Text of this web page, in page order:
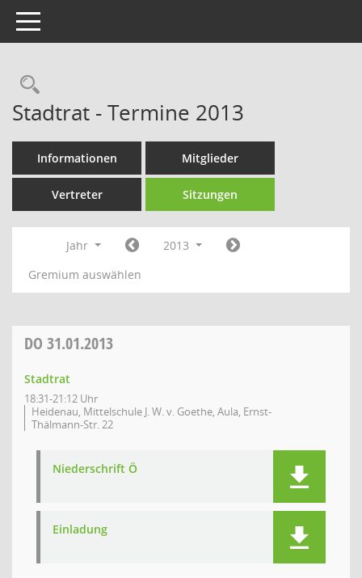
Toggle navigation
Rechercheauswahl
Stadtrat - Termine 2013
Informationen Mitglieder
Vertreter Sitzungen
Jahr
2013
Gremium auswählen
DO 31.01.2013
Stadtrat
18:31-21:12 Uhr
Heidenau, Mittelschule J. W. v. Goethe, Aula, Ernst-
Thälmann-Str. 22
Niederschrift Ö
Einladung